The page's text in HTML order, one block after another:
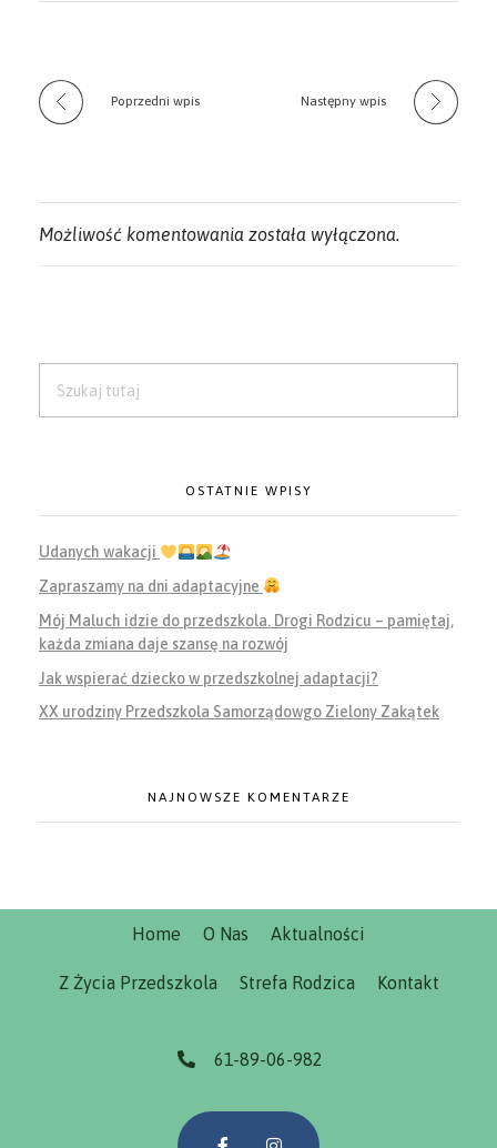
Poprzedni wpis Następny wpis
Możliwość komentowania została wyłączona.
OSTATNIE WPISY
Udanych wakacji
Zapraszamy na dni adaptacyjne
Mój Maluch idzie do przedszkola. Drogi Rodzicu – pamiętaj,
każda zmiana daje szansę na rozwój
Jak wspierać dziecko w przedszkolnej adaptacji?
XX urodziny Przedszkola Samorządowgo Zielony Zakątek
NAJNOWSZE KOMENTARZE
Home O Nas Aktualności
Z Życia Przedszkola Strefa Rodzica Kontakt
61-89-06-982